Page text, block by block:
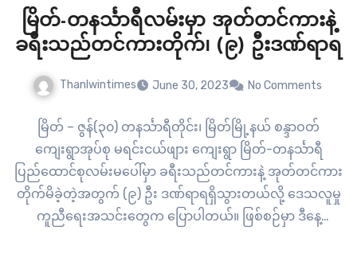
မြိတ်-တနင်္သာရီလမ်းမှာ အုတ်တင်ကားနဲ့
ခရီးသည်တင်ကားတိုက်၊ (၉) ဦးဒဏ်ရာရ
Thanlwintimes June 30, 2023 No Comments
မြိတ် – ဇွန်(၃၀) တနင်္သာရီတိုင်း၊ မြိတ်မြို့နယ် စန္ဒာဝတ်
ကျေးရွာအုပ်စု မရင်းငယ်ဖျား ကျေးရွာ မြိတ်-တနင်္သာရီ
ပြည်ထောင်စုလမ်းမပေါ်မှာ ခရီးသည်တင်ကားနဲ့ အုတ်တင်ကား
တိုက်မိခဲ့တဲ့အတွက် (၉) ဦး ဒဏ်ရာရရှိသွားတယ်လို့ ဒေသလူမှု
ကူညီရေးအသင်းတွေက ပြောပါတယ်။ ဖြစ်စဉ်မှာ ဒီနေ့